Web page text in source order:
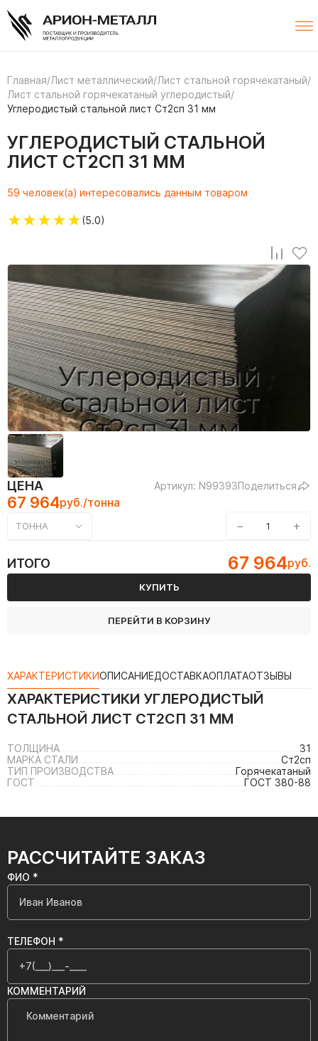
Главная/Лист металлический/Лист стальной горячекатаный/
Лист стальной горячекатаный углеродистый/
Углеродистый стальной лист Ст2сп 31 мм
УГЛЕРОДИСТЫЙ СТАЛЬНОЙ
ЛИСТ СТ2СП 31 ММ
59 человек(а) интересовались данным товаром
★★★★★(5.0)
ЦЕНА Артикул: N99393Поделиться
67 964руб./тонна
ТОННА − +
ИТОГО 67 964руб.
КУПИТЬ
ПЕРЕЙТИ В КОРЗИНУ
ХАРАКТЕРИСТИКИОПИСАНИЕДОСТАВКАОПЛАТАОТЗЫВЫ
ХАРАКТЕРИСТИКИ УГЛЕРОДИСТЫЙ
СТАЛЬНОЙ ЛИСТ СТ2СП 31 ММ
ТОЛЩИНА
31
МАРКА СТАЛИ
Ст2сп
ТИП ПРОИЗВОДСТВА
Горячекатаный
ГОСТ
ГОСТ 380-88
РАССЧИТАЙТЕ ЗАКАЗ
ФИО *
ТЕЛЕФОН *
КОММЕНТАРИЙ